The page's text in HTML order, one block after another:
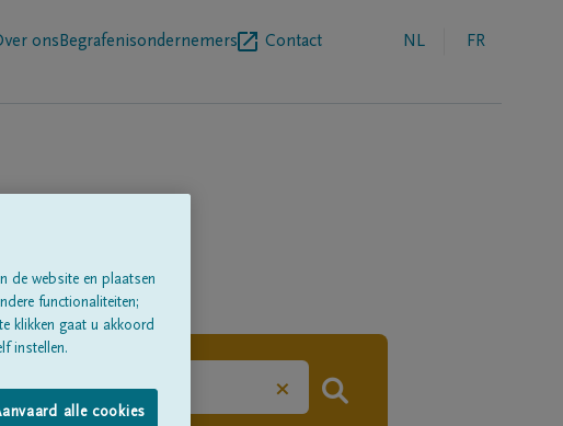
ons Begrafenisondernemers Contact NL FR
×
de website en plaatsen
functionaliteiten;
klikken gaat u akkoord
instellen.
alle cookies